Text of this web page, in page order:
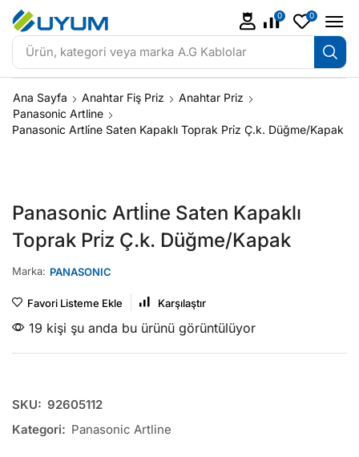
Ürün, kategori veya marka A.G Kablolar
0 0
Ana Sayfa Anahtar Fiş Priz
Anahtar Priz
Panasonic Artline
Panasonic Artli̇ne Saten Kapaklı Toprak Pri̇z Ç.k. Düğme/Kapak
Panasonic Artli̇ne Saten Kapaklı
Toprak Pri̇z Ç.k. Düğme/Kapak
Marka: PANASONIC
Favori Listeme Ekle Karşılaştır
19 kişi şu anda bu ürünü görüntülüyor
SKU: 92605112
Kategori: Panasonic Artline